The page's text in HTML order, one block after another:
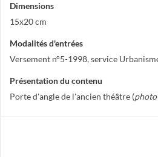
Dimensions
15x20 cm
Modalités d'entrées
Versement n°5-1998, service
Présentation du contenu
Porte d'angle de l'ancien théâtre (photo